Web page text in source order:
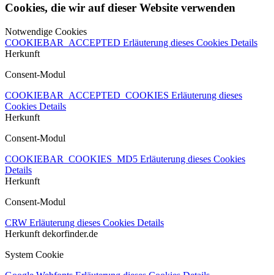
Cookies, die wir auf dieser Website verwenden
Notwendige Cookies
COOKIEBAR_ACCEPTED Erläuterung dieses Cookies Details
Herkunft
Consent-Modul
COOKIEBAR_ACCEPTED_COOKIES Erläuterung dieses
Cookies Details
Herkunft
Consent-Modul
COOKIEBAR_COOKIES_MD5 Erläuterung dieses Cookies
Details
Herkunft
Consent-Modul
CRW Erläuterung dieses Cookies Details
Herkunft dekorfinder.de
System Cookie